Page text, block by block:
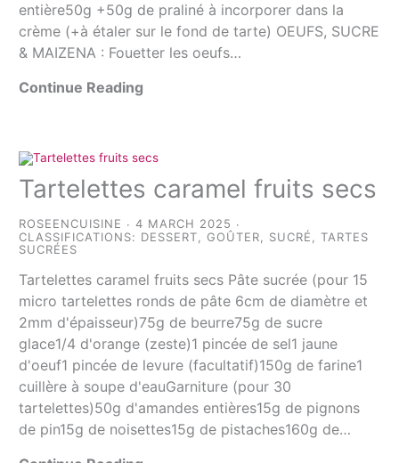
entière50g +50g de praliné à incorporer dans la
crème (+à étaler sur le fond de tarte) OEUFS, SUCRE
& MAIZENA : Fouetter les oeufs…
Continue Reading
Tartelettes caramel fruits secs
ROSEENCUISINE
4 MARCH 2025
CLASSIFICATIONS: DESSERT ,GOÛTER SUCRÉ ,TARTES
SUCRÉES
Tartelettes caramel fruits secs Pâte sucrée (pour 15
micro tartelettes ronds de pâte 6cm de diamètre et
2mm d'épaisseur)75g de beurre75g de sucre
glace1/4 d'orange (zeste)1 pincée de sel1 jaune
d'oeuf1 pincée de levure (facultatif)150g de farine1
cuillère à soupe d'eauGarniture (pour 30
tartelettes)50g d'amandes entières15g de pignons
de pin15g de noisettes15g de pistaches160g de…